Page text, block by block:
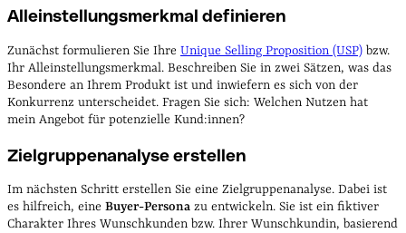
Alleinstellungsmerkmal definieren
Zunächst formulieren Sie Ihre Unique Selling Proposition (USP) bzw.
Ihr Alleinstellungsmerkmal. Beschreiben Sie in zwei Sätzen, was das
Besondere an Ihrem Produkt ist und inwiefern es sich von der
Konkurrenz unterscheidet. Fragen Sie sich: Welchen Nutzen hat
mein Angebot für potenzielle Kund:innen?
Zielgruppenanalyse erstellen
Im nächsten Schritt erstellen Sie eine Zielgruppenanalyse. Dabei ist
es hilfreich, eine Buyer-Persona zu entwickeln. Sie ist ein fiktiver
Charakter Ihres Wunschkunden bzw. Ihrer Wunschkundin, basierend